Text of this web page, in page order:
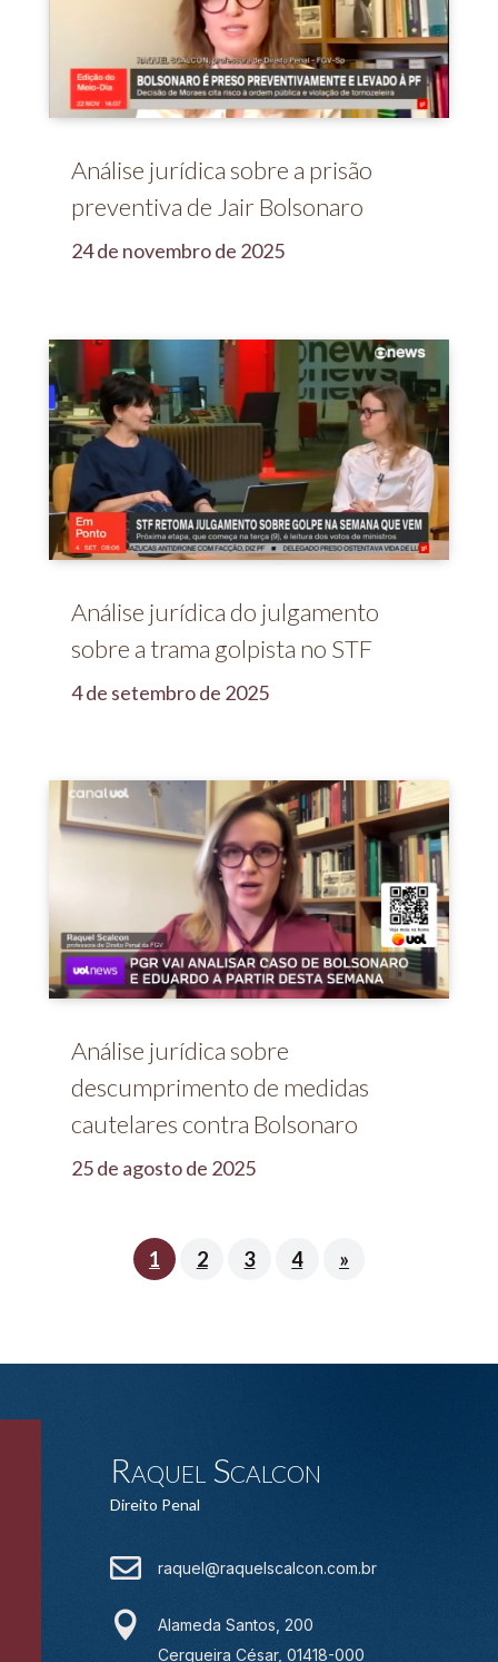
Análise jurídica sobre a prisão
preventiva de Jair Bolsonaro
24 de novembro de 2025
Análise jurídica do julgamento
sobre a trama golpista no STF
4 de setembro de 2025
Análise jurídica sobre
descumprimento de medidas
cautelares contra Bolsonaro
25 de agosto de 2025
1 2 3 4 »
Raquel Scalcon
Direito Penal
 raquel@raquelscalcon.com.br

Alameda Santos, 200
Cerqueira César, 01418-000